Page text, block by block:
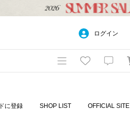
ログイン
に登録 SHOP LIST OFFICIAL SITE